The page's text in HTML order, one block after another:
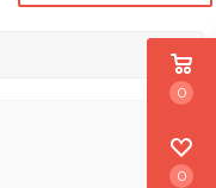
0
0